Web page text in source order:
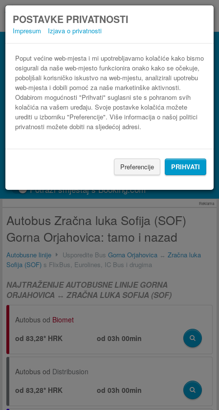
POSTAVKE PRIVATNOSTI
Impresum Izjava o privatnosti
Poput većine web-mjesta i mi upotrebljavamo kolačiće kako bismo
osigurali da naše web-mjesto funkcionira onako kako se očekuje,
poboljšali korisničko iskustvo na web-mjestu, analizirali upotrebu
web-mjesta i dobili pomoć za naše marketinške aktivnosti.
Odabirom mogućnosti "Prihvati" suglasni ste s pohranom svih
kolačića na vašem uređaju. Svoje postavke kolačića možete
urediti u izborniku "Preferencije". Više informacija o našoj politici
privatnosti možete dobiti na sljedećoj adresi.
Preferencije PRIHVATI
Autobus Gorna Orjahovica Zračna luka
Sofija (SOF)
3 koraka do najpovoljnije autobusne karte
PRONAĐI LINIJU
Potraži smještaj s Booking.com
Reklama
Autobus Zračna luka Sofija (SOF)
Gorna Orjahovica: tamo i nazad
Autobusne linije Usporedite Bus Gorna Orjahovica ↔ Zračna luka
Sofija (SOF) s FlixBus, Eurolines, IC Bus i drugima
NAJTRAŽENIJE AUTOBUSNE LINIJE GORNA
ORJAHOVICA ↔ ZRAČNA LUKA SOFIJA (SOF)
Autobus od Biomet
od 83,28* HRK
od03h 00min
Autobus od Distribusion
od 83,28* HRK
od03h 00min